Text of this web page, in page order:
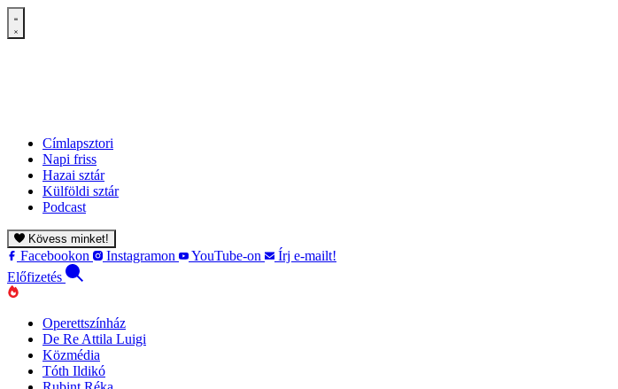
Címlapsztori
Napi friss
Hazai sztár
Külföldi sztár
Podcast
Kövess minket!
Facebookon Instagramon YouTube-on
Írj e-mailt!
Előfizetés
Operettszínház
De Re Attila Luigi
Közmédia
Tóth Ildikó